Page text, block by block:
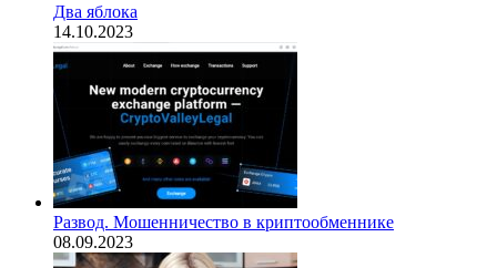
Два яблока
14.10.2023
Развод. Мошенничество в криптообменнике
08.09.2023